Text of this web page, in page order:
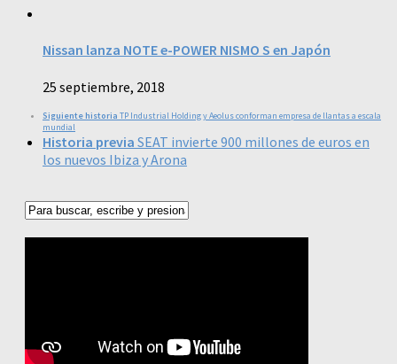
Nissan lanza NOTE e-POWER NISMO S en Japón
25 septiembre, 2018
Siguiente historia TP Industrial Holding y Aeolus conforman empresa de llantas a escala
mundial
Historia previa SEAT invierte 900 millones de euros en
los nuevos Ibiza y Arona